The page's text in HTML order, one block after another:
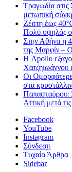
Τραγωδία στις
μετωπική
Ζέστη έως
Πολύ υψηλός ο
Στην Αθήνα η
της Μαρφίν –
Η Apollo
Χατζηιωάννου
Οι
στα
Παπασταύρου:
Αττική μετά
Facebook
YouTube
Instagram
Σύνδεση
Τυχαία Άρθρα
Sidebar